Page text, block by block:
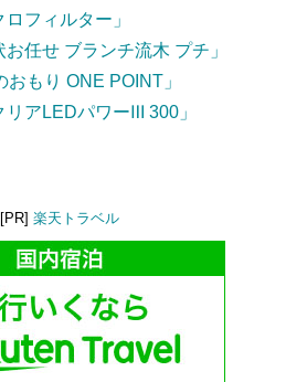
フィルター」
任せ ブランチ流木 プチ」
おもり ONE POINT」
リアLEDパワーⅢ 300」
[PR] 楽天トラベル